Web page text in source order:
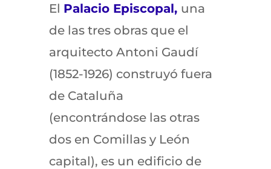
El Palacio Episcopal, una
de las tres obras que el
arquitecto Antoni Gaudí
(1852-1926) construyó fuera
de Cataluña
(encontrándose las otras
dos en Comillas y León
capital), es un edificio de